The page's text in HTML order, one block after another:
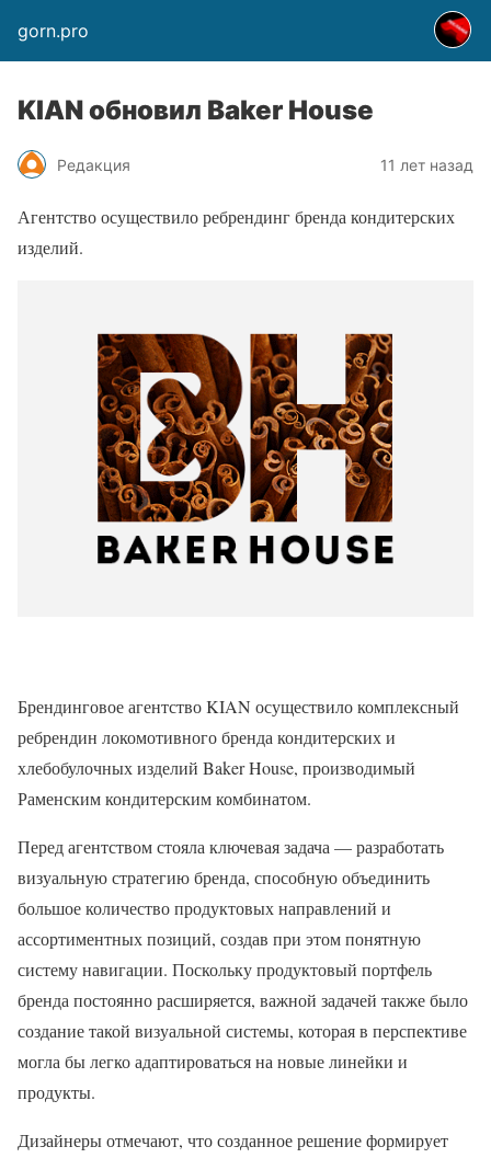
gorn.pro
KIAN обновил Baker House
Редакция 11 лет назад
Агентство осуществило ребрендинг бренда кондитерских
изделий.
Брендинговое агентство KIAN осуществило комплексный
ребрендин локомотивного бренда кондитерских и
хлебобулочных изделий Baker House, производимый
Раменским кондитерским комбинатом.
Перед агентством стояла ключевая задача — разработать
визуальную стратегию бренда, способную объединить
большое количество продуктовых направлений и
ассортиментных позиций, создав при этом понятную
систему навигации. Поскольку продуктовый портфель
бренда постоянно расширяется, важной задачей также было
создание такой визуальной системы, которая в перспективе
могла бы легко адаптироваться на новые линейки и
продукты.
Дизайнеры отмечают, что созданное решение формирует